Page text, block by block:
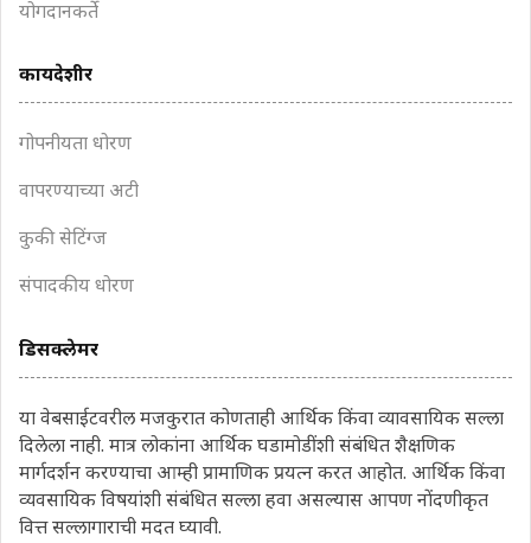
योगदानकर्ते
कायदेशीर
गोपनीयता धोरण
वापरण्याच्या अटी
कुकी सेटिंग्ज
संपादकीय धोरण
डिसक्लेमर
या वेबसाईटवरील मजकुरात कोणताही आर्थिक किंवा व्यावसायिक सल्ला
दिलेला नाही. मात्र लोकांना आर्थिक घडामोडींशी संबंधित शैक्षणिक
मार्गदर्शन करण्याचा आम्ही प्रामाणिक प्रयत्न करत आहोत. आर्थिक किंवा
व्यवसायिक विषयांशी संबंधित सल्ला हवा असल्यास आपण नोंदणीकृत
वित्त सल्लागाराची मदत घ्यावी.